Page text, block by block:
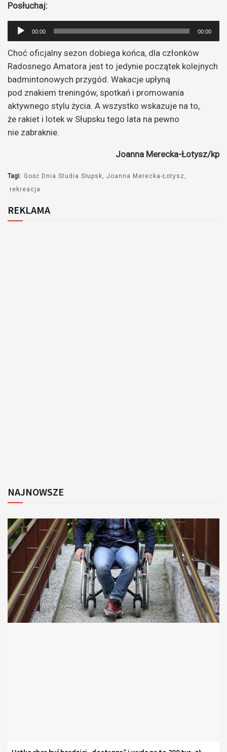
Posłuchaj:
Odtwarzacz
plików
dźwiękowych
00:00 00:00
Choć oficjalny sezon dobiega końca, dla członków
Radosnego Amatora jest to jedynie początek kolejnych
badmintonowych przygód. Wakacje upłyną
pod znakiem treningów, spotkań i promowania
aktywnego stylu życia. A wszystko wskazuje na to,
że rakiet i lotek w Słupsku tego lata na pewno
nie zabraknie.
Joanna Merecka-Łotysz/kp
Tagi: Gość Dnia Studia Słupsk
Joanna Merecka-Łotysz
rekreacja
REKLAMA
NAJNOWSZE